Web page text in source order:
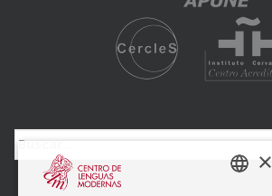
Buscar:
×